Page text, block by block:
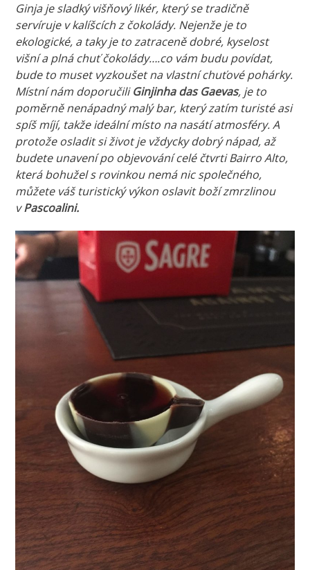
Ginja je sladký višňový likér, který se tradičně
servíruje v kalíšcích z čokolády. Nejenže je to
ekologické, a taky je to zatraceně dobré, kyselost
višní a plná chuť čokolády….co vám budu povídat,
bude to muset vyzkoušet na vlastní chuťové pohárky.
Místní nám doporučiliGinjinha das Gaevas, je to
poměrně nenápadný malý bar, který zatím turisté asi
spíš míjí, takže ideální místo na nasátí atmosféry. A
protože osladit si život je vždycky dobrý nápad, až
budete unavení po objevování celé čtvrti Bairro Alto,
která bohužel s rovinkou nemá nic společného,
můžete váš turistický výkon oslavit boží zmrzlinou
vPascoalini.